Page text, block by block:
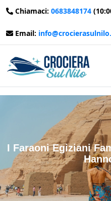
Chiamaci: 0683848174
Email:
Viaggi in Egitto
Crociere sul Nilo
Viaggi in Giordania
I Faraoni Egiziani